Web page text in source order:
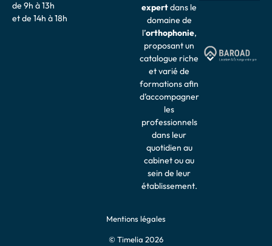
de 9h à 13h
et de 14h à 18h
expertdans le
domaine de
l’orthophonie,
proposant un
catalogue riche
et varié de
formations afin
d’accompagner
les
professionnels
dans leur
quotidien au
cabinet ou au
sein de leur
établissement.
Mentions légales
© Timelia 2026